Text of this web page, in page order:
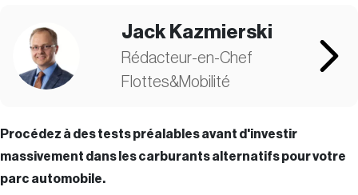
Jack Kazmierski
Rédacteur-en-Chef
Flottes&Mobilité
Procédez à des tests préalables avant d'investir
massivement dans les carburants alternatifs pour votre
parc automobile.